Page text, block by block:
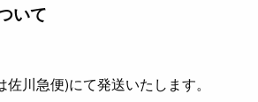
いて
川急便)にて発送いたします。